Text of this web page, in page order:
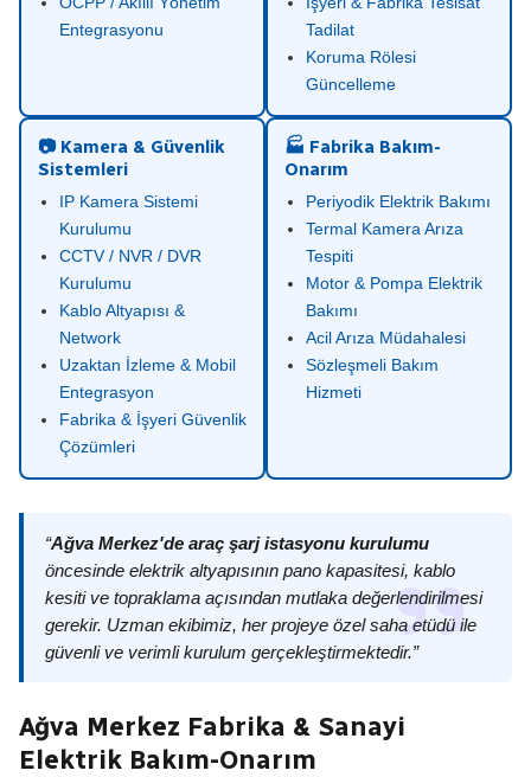
Entegrasyonu
Tadilat
Koruma Rölesi
Güncelleme
📷 Kamera & Güvenlik
Sistemleri
IP Kamera Sistemi
Kurulumu
CCTV / NVR / DVR
Kurulumu
Kablo Altyapısı &
Network
Uzaktan İzleme & Mobil
Entegrasyon
Fabrika & İşyeri Güvenlik
Çözümleri
🏭 Fabrika Bakım-
Onarım
Periyodik Elektrik Bakımı
Termal Kamera Arıza
Tespiti
Motor & Pompa Elektrik
Bakımı
Acil Arıza Müdahalesi
Sözleşmeli Bakım
Hizmeti
“Ağva Merkez'de araç şarj istasyonu kurulumu
öncesinde elektrik altyapısının pano kapasitesi, kablo
kesiti ve topraklama açısından mutlaka değerlendirilmesi
gerekir. Uzman ekibimiz, her projeye özel saha etüdü ile
güvenli ve verimli kurulum gerçekleştirmektedir.”
Ağva Merkez Fabrika & Sanayi
Elektrik Bakım-Onarım